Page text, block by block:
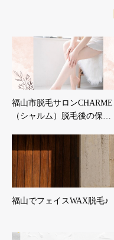
福山市脱毛サロンCHARME
（シャルム）脱毛後の保…
福山でフェイスWAX脱毛♪